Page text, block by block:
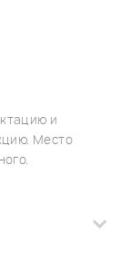
и
Место